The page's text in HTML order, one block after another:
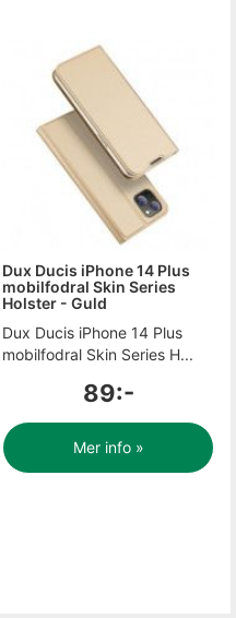
Dux Ducis iPhone 14 Plus
mobilfodral Skin Series
Holster - Guld
Dux Ducis iPhone 14 Plus
mobilfodral Skin Series H...
89:-
Mer info »